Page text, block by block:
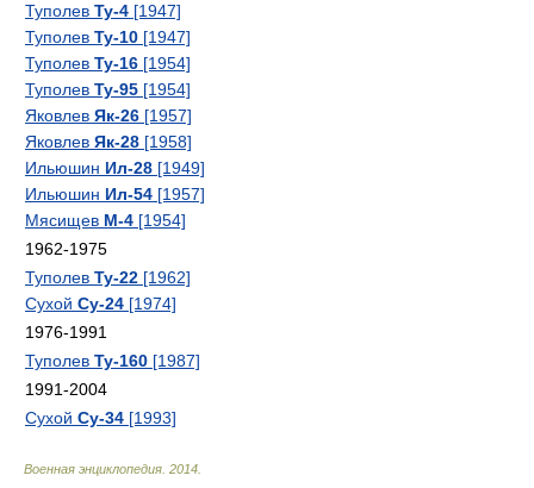
Туполев Ту-4 [1947]
Туполев Ту-10 [1947]
Туполев Ту-16 [1954]
Туполев Ту-95 [1954]
Яковлев Як-26 [1957]
Яковлев Як-28 [1958]
Ильюшин Ил-28 [1949]
Ильюшин Ил-54 [1957]
Мясищев М-4 [1954]
1962-1975
Туполев Ту-22 [1962]
Сухой Су-24 [1974]
1976-1991
Туполев Ту-160 [1987]
1991-2004
Сухой Су-34 [1993]
Военная энциклопедия 2014